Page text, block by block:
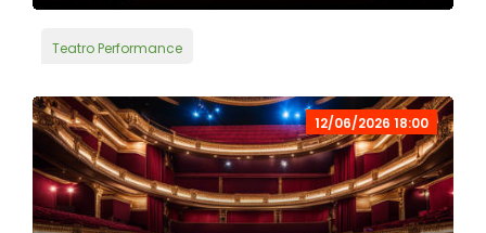
Teatro Performance
12/06/2026 18:00